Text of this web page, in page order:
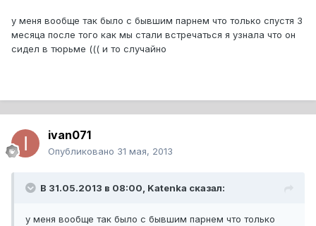
у меня вообще так было с бывшим парнем что только спустя 3
месяца после того как мы стали встречаться я узнала что он
сидел в тюрьме ((( и то случайно
ivan071
Опубликовано 31 мая, 2013
В 31.05.2013 в 08:00, Katenka сказал:
у меня вообще так было с бывшим парнем что только